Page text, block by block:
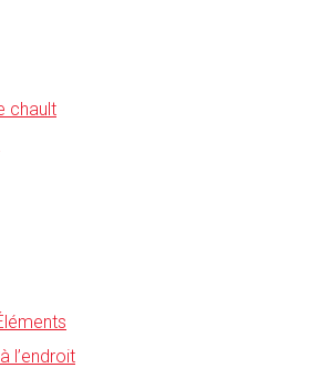
chault
l’endroit